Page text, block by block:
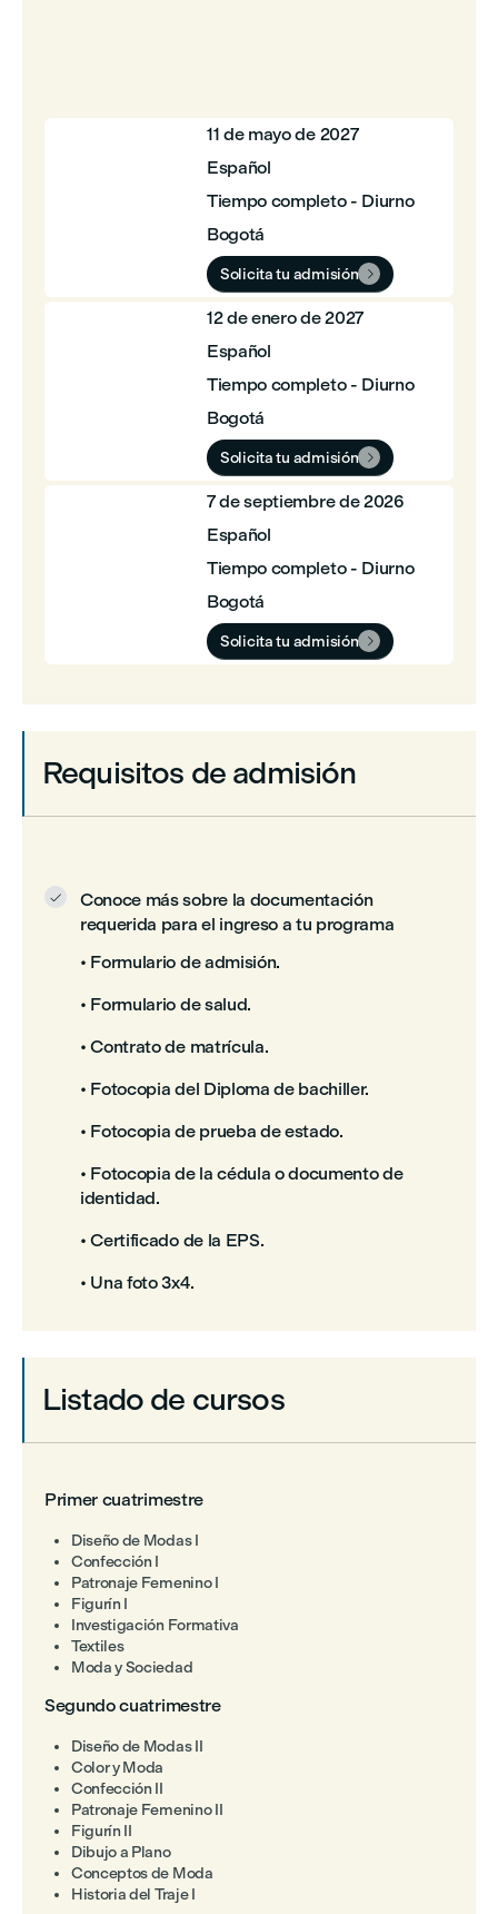
11 de mayo de 2027
Español
Tiempo completo - Diurno
Bogotá
Solicita tu admisión 
12 de enero de 2027
Español
Tiempo completo - Diurno
Bogotá
Solicita tu admisión 
7 de septiembre de 2026
Español
Tiempo completo - Diurno
Bogotá
Solicita tu admisión 
Requisitos de admisión

Conoce más sobre la documentación
requerida para el ingreso a tu programa
• Formulario de admisión.
• Formulario de salud.
• Contrato de matrícula.
• Fotocopia del Diploma de bachiller.
• Fotocopia de prueba de estado.
• Fotocopia de la cédula o documento de
identidad.
• Certificado de la EPS.
• Una foto 3x4.
Listado de cursos
Primer cuatrimestre
Diseño de Modas I
Confección I
Patronaje Femenino I
Figurín I
Investigación Formativa
Textiles
Moda y Sociedad
Segundo cuatrimestre
Diseño de Modas II
Color y Moda
Confección II
Patronaje Femenino II
Figurín II
Dibujo a Plano
Conceptos de Moda
Historia del Traje I